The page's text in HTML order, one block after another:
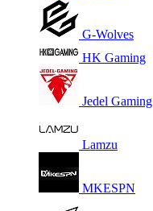
G-Wolves
HK Gaming
Jedel Gaming
Lamzu
MKESPN